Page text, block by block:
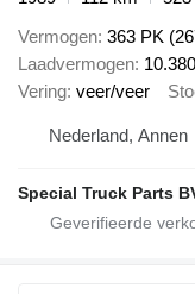
Vermogen 363 PK
Laadvermogen
Vering veer/veer
Nederland, Annen
Special Truck Parts